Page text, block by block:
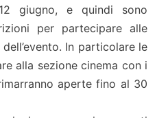
giugno, e quindi sono
per partecipare alle
In particolare le
alla sezione cinema con i
aperte fino al 30